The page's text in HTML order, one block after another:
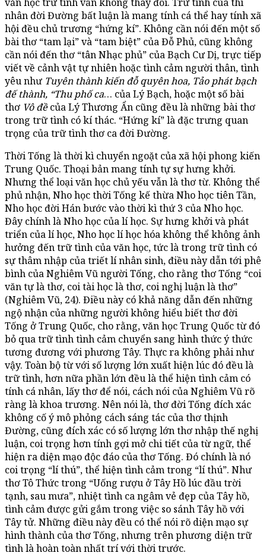
nhân đời Đường bất luận là mang tính cá thể hay tính xã
hội đều chủ trương “hứng kí”. Không cần nói đến một số
bài thơ “tam lại” và “tam biệt” của Đỗ Phủ, cũng không
cần nói đến thơ “tân Nhạc phủ” của Bạch Cư Dị, trực tiếp
viết về cảnh vật tự nhiên hoặc tình cảm người thân, tình
yêu như Tuyên thành kiến đỗ quyên hoa, Tảo phát bạch
đế thành, “Thu phố ca… của Lý Bạch, hoặc một số bài
thơ Vô đềcủa Lý Thương Ẩn cũng đều là những bài thơ
trong trữ tình có kí thác. “Hứng kí” là đặc trưng quan
trọng của trữ tình thơ ca đời Đường.
Thời Tống là thời kì chuyển ngoặt của xã hội phong kiến
Trung Quốc. Thoại bản mang tính tự sự hưng khởi.
Nhưng thể loại văn học chủ yếu vẫn là thơ từ. Không thể
phủ nhận, Nho học thời Tống kế thừa Nho học tiên Tần,
Nho học đời Hán bước vào thời kì thứ 3 của Nho học.
Đây chính là Nho học của lí học. Sự hưng khởi và phát
triển của lí học, Nho học lí học hóa không thể không ảnh
hưởng đến trữ tình của văn học, tức là trong trữ tình có
sự thâm nhập của triết lí nhân sinh, điều này dẫn tới phê
bình của Nghiêm Vũ người Tống, cho rằng thơ Tống “coi
văn tự là thơ, coi tài học là thơ, coi nghị luận là thơ”
(Nghiêm Vũ, 24). Điều này có khả năng dẫn đến những
ngộ nhận của những người không hiểu biết thơ đời
Tống ở Trung Quốc, cho rằng, văn học Trung Quốc từ đó
bỏ qua trữ tình tình cảm chuyển sang hình thức ý thức
tương đương với phương Tây. Thực ra không phải như
vậy. Toàn bộ từ với số lượng lớn xuất hiện lúc đó đều là
trữ tình, hơn nữa phần lớn đều là thể hiện tình cảm có
tính cá nhân, lấy thơ để nói, cách nói của Nghiêm Vũ rõ
ràng là khoa trương. Nên nói là, thơ đời Tống đích xác
không cố ý mô phỏng cách sáng tác của thơ thịnh
Đường, cũng đích xác có số lượng lớn thơ nhập thế nghị
luận, coi trọng hơn tính gợi mở chi tiết của từ ngữ, thể
hiện ra diện mạo độc đáo của thơ Tống. Đó chính là nó
coi trọng “lí thú”, thể hiện tình cảm trong “lí thú”. Như
thơ Tô Thức trong “Uống rượu ở Tây Hồ lúc đầu trời
tạnh, sau mưa”, nhiệt tình ca ngâm vẻ đẹp của Tây hồ,
tình cảm được gửi gắm trong việc so sánh Tây hồ với
Tây tử. Những điều này đều có thể nói rõ diện mạo sự
hình thành của thơ Tống, nhưng trên phương diện trữ
tình là hoàn toàn nhất trí với thời trước.